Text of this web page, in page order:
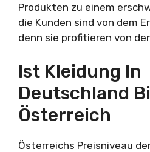
Produkten zu einem
die Kunden sind von dem
denn sie profitieren von
Ist Kleidung In
Deutschland
Österreich
Österreichs Preisniveau